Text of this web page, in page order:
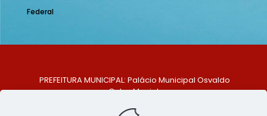
Federal
PREFEITURA MUNICIPAL: Palácio Municipal Osvaldo
Celso Maciel